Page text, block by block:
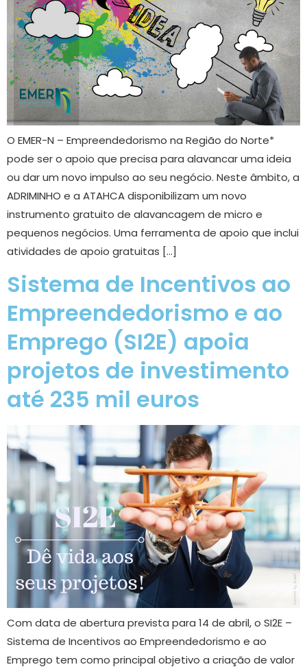
O EMER-N – Empreendedorismo na Região do Norte*
pode ser o apoio que precisa para alavancar uma ideia
ou dar um novo impulso ao seu negócio. Neste âmbito, a
ADRIMINHO e a ATAHCA disponibilizam um novo
instrumento gratuito de alavancagem de micro e
pequenos negócios. Uma ferramenta de apoio que inclui
atividades de apoio gratuitas […]
Sistema de Incentivos ao
Empreendedorismo e ao
Emprego (SI2E) apoia
projetos de investimento
até 235 mil euros
Com data de abertura prevista para 14 de abril, o SI2E –
Sistema de Incentivos ao Empreendedorismo e ao
Emprego tem como principal objetivo a criação de valor